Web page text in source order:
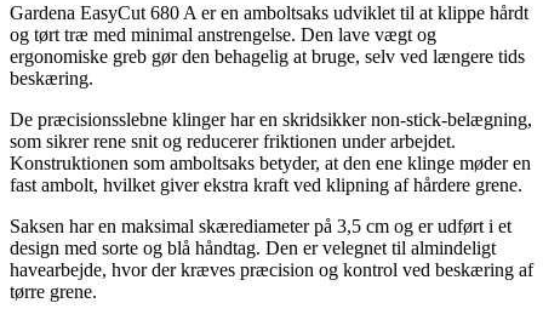
Gardena EasyCut 680 A er en amboltsaks udviklet til at klippe hårdt
og tørt træ med minimal anstrengelse. Den lave vægt og
ergonomiske greb gør den behagelig at bruge, selv ved længere tids
beskæring.
De præcisionsslebne klinger har en skridsikker non-stick-belægning,
som sikrer rene snit og reducerer friktionen under arbejdet.
Konstruktionen som amboltsaks betyder, at den ene klinge møder en
fast ambolt, hvilket giver ekstra kraft ved klipning af hårdere grene.
Saksen har en maksimal skærediameter på 3,5 cm og er udført i et
design med sorte og blå håndtag. Den er velegnet til almindeligt
havearbejde, hvor der kræves præcision og kontrol ved beskæring af
tørre grene.